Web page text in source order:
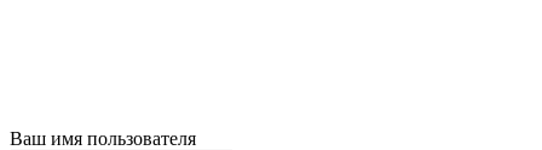
Ваш имя пользователя